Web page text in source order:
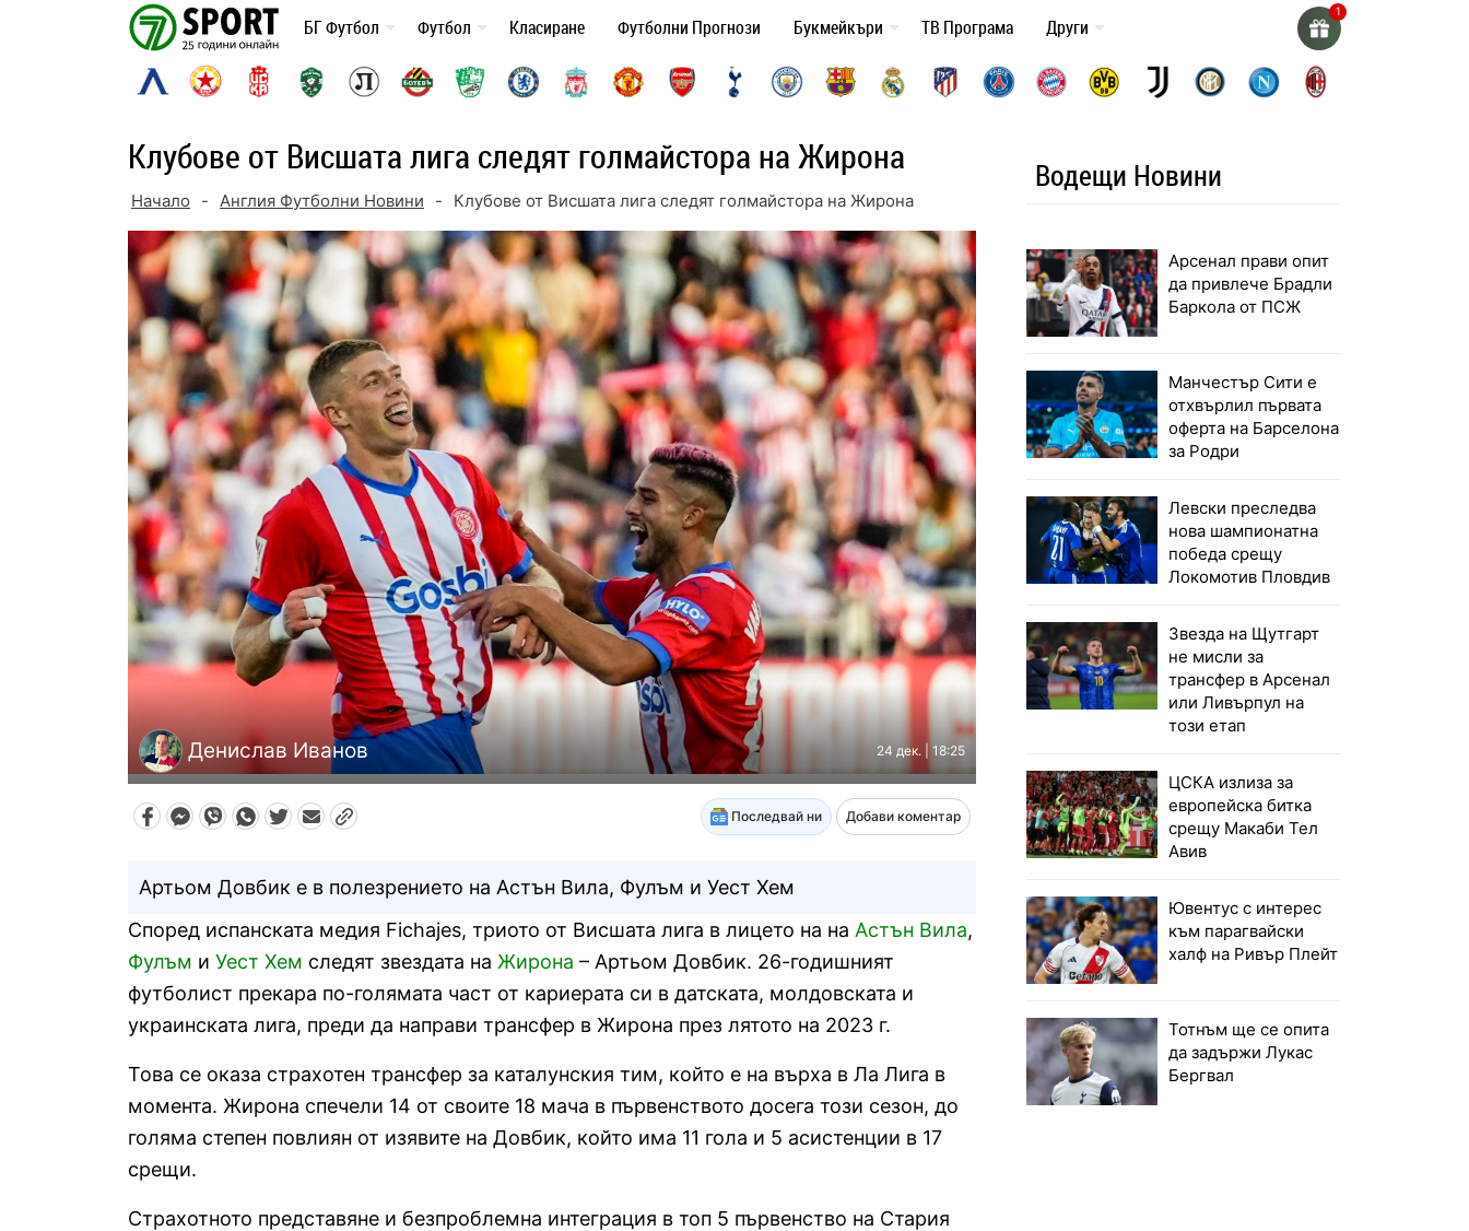
БГ Футбол Футбол Класиране Футболни Прогнози Букмейкъри ТВ Програма Други
Клубове от Висшата лига следят голмайстора на Жирона
Начало - Англия Футболни Новини - Клубове от Висшата лига следят голмайстора на Жирона
Денислав Иванов 24 дек. | 18:25
Последвай ни Добави коментар
Артьом Довбик е в полезрението на Астън Вила, Фулъм и Уест Хем
Според испанската медия Fichajes, триото от Висшата лига в лицето на на Астън Вила,
Фулъм и Уест Хем следят звездата на Жирона – Артьом Довбик. 26-годишният
футболист прекара по-голямата част от кариерата си в датската, молдовската и
украинската лига, преди да направи трансфер в Жирона през лятото на 2023 г.
Това се оказа страхотен трансфер за каталунския тим, който е на върха в Ла Лига в
момента. Жирона спечели 14 от своите 18 мача в първенството досега този сезон, до
голяма степен повлиян от изявите на Довбик, който има 11 гола и 5 асистенции в 17
срещи.
Страхотното представяне и безпроблемна интеграция в топ 5 първенство на Стария
Водещи Новини
Арсенал прави опит
да привлече Брадли
Баркола от ПСЖ
Манчестър Сити е
отхвърлил първата
оферта на Барселона
за Родри
Левски преследва
нова шампионатна
победа срещу
Локомотив Пловдив
Звезда на Щутгарт
не мисли за
трансфер в Арсенал
или Ливърпул на
този етап
ЦСКА излиза за
европейска битка
срещу Макаби Тел
Авив
Ювентус с интерес
към парагвайски
халф на Ривър Плейт
Тотнъм ще се опита
да задържи Лукас
Бергвал